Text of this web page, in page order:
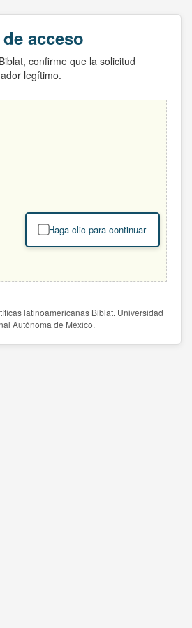
acceso
confirme que la solicitud
legítimo.
Haga clic para continuar
latinoamericanas Biblat. Universidad
Autónoma de México.